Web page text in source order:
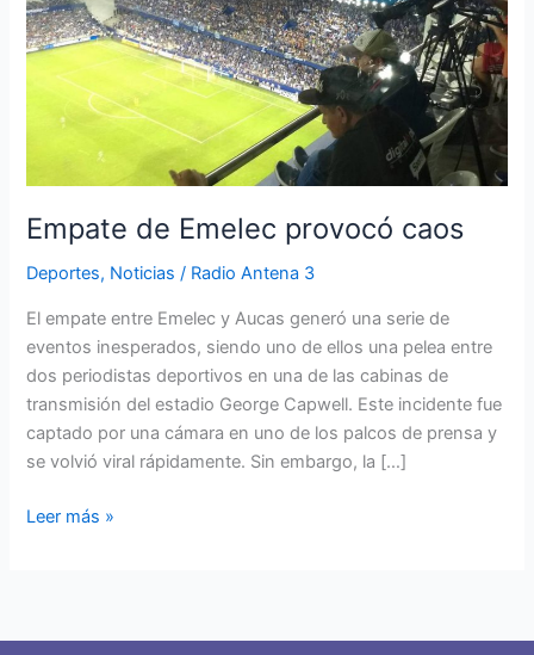
Empate de Emelec provocó caos
Deportes, Noticias / Radio Antena 3
El empate entre Emelec y Aucas generó una serie de
eventos inesperados, siendo uno de ellos una pelea entre
dos periodistas deportivos en una de las cabinas de
transmisión del estadio George Capwell. Este incidente fue
captado por una cámara en uno de los palcos de prensa y
se volvió viral rápidamente. Sin embargo, la […]
Emelec
provocó
caos
Leer más »